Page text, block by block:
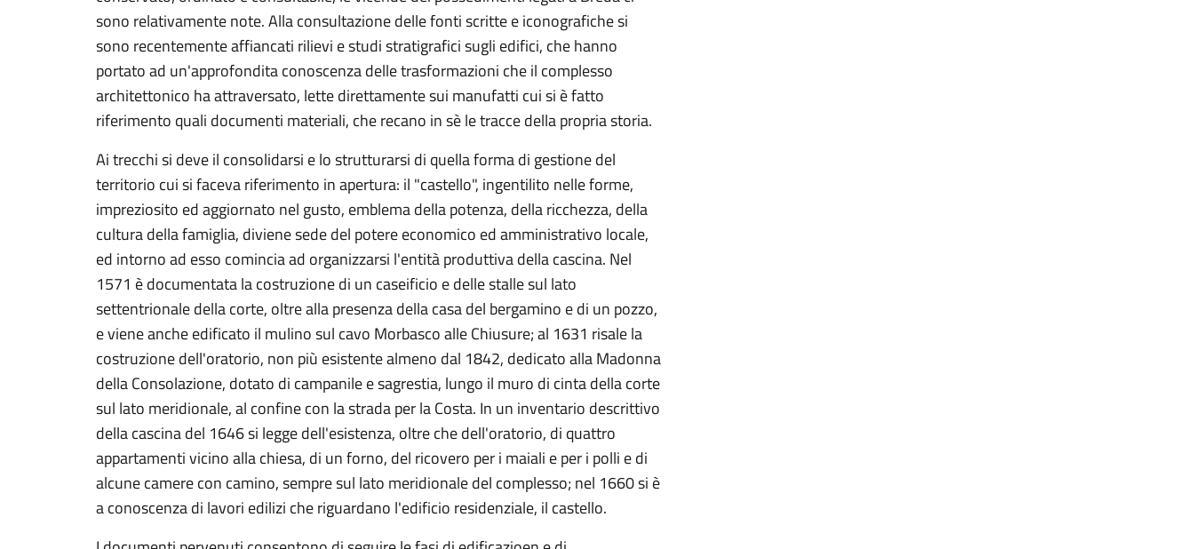
sono relativamente note. Alla consultazione delle fonti scritte e iconografiche si
sono recentemente affiancati rilievi e studi stratigrafici sugli edifici, che hanno
portato ad un'approfondita conoscenza delle trasformazioni che il complesso
architettonico ha attraversato, lette direttamente sui manufatti cui si è fatto
riferimento quali documenti materiali, che recano in sè le tracce della propria storia.
Ai trecchi si deve il consolidarsi e lo strutturarsi di quella forma di gestione del
territorio cui si faceva riferimento in apertura: il "castello", ingentilito nelle forme,
impreziosito ed aggiornato nel gusto, emblema della potenza, della ricchezza, della
cultura della famiglia, diviene sede del potere economico ed amministrativo locale,
ed intorno ad esso comincia ad organizzarsi l'entità produttiva della cascina. Nel
1571 è documentata la costruzione di un caseificio e delle stalle sul lato
settentrionale della corte, oltre alla presenza della casa del bergamino e di un pozzo,
e viene anche edificato il mulino sul cavo Morbasco alle Chiusure; al 1631 risale la
costruzione dell'oratorio, non più esistente almeno dal 1842, dedicato alla Madonna
della Consolazione, dotato di campanile e sagrestia, lungo il muro di cinta della corte
sul lato meridionale, al confine con la strada per la Costa. In un inventario descrittivo
della cascina del 1646 si legge dell'esistenza, oltre che dell'oratorio, di quattro
appartamenti vicino alla chiesa, di un forno, del ricovero per i maiali e per i polli e di
alcune camere con camino, sempre sul lato meridionale del complesso; nel 1660 si è
a conoscenza di lavori edilizi che riguardano l'edificio residenziale, il castello.